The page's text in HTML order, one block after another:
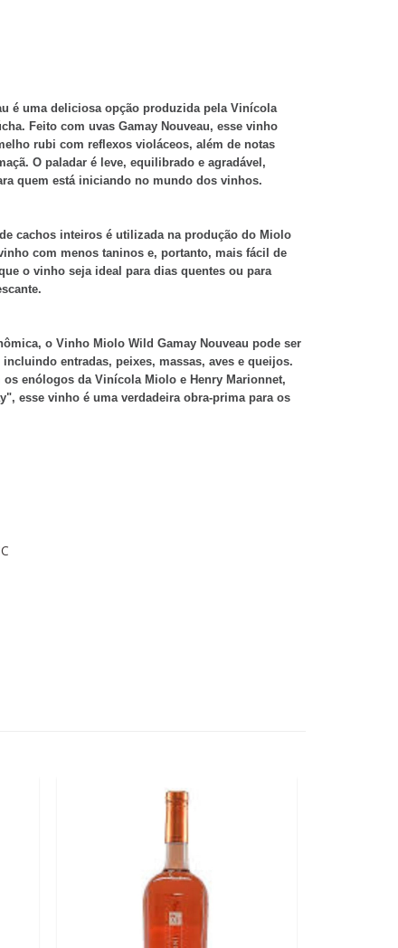
é uma deliciosa opção produzida pela Vinícola
Feito com uvas Gamay Nouveau, esse vinho
rubi com reflexos violáceos, além de notas
O paladar é leve, equilibrado e agradável,
quem está iniciando no mundo dos vinhos.
cachos inteiros é utilizada na produção do Miolo
com menos taninos e, portanto, mais fácil de
o vinho seja ideal para dias quentes ou para
o Vinho Miolo Wild Gamay Nouveau pode ser
entradas, peixes, massas, aves e queijos.
enólogos da Vinícola Miolo e Henry Marionnet,
esse vinho é uma verdadeira obra-prima para os